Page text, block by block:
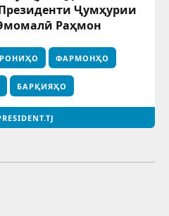
Ҷумҳурии
Раҳмон
ФАРМОНҲО
БАРҚИЯҲО